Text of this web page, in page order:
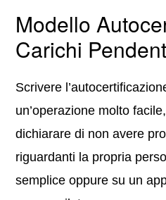
Modello
Carichi
Scrivere
un’operazione molto
dichiarare di non avere
riguardanti la propria
semplice oppure su un